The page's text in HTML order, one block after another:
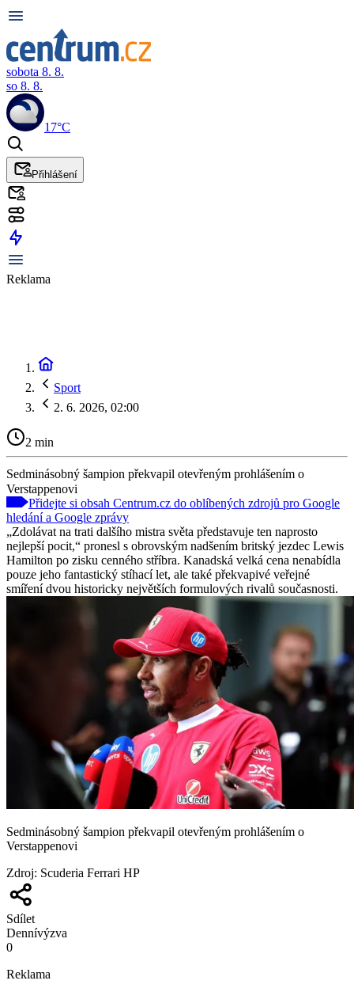
sobota 8. 8.
so 8. 8.
17°C
Přihlášení
Reklama
Sport
2. 6. 2026, 02:00
2 min
Sedminásobný šampion překvapil otevřeným prohlášením o
Verstappenovi
Přidejte si obsah Centrum.cz do oblíbených zdrojů pro Google
hledání a Google zprávy
„Zdolávat na trati dalšího mistra světa představuje ten naprosto
nejlepší pocit,“ pronesl s obrovským nadšením britský jezdec Lewis
Hamilton po zisku cenného stříbra. Kanadská velká cena nenabídla
pouze jeho fantastický stíhací let, ale také překvapivé veřejné
smíření dvou historicky největších formulových rivalů současnosti.
Sedminásobný šampion překvapil otevřeným prohlášením o
Verstappenovi
Zdroj: Scuderia Ferrari HP
Sdílet
Dennívýzva
0
Reklama